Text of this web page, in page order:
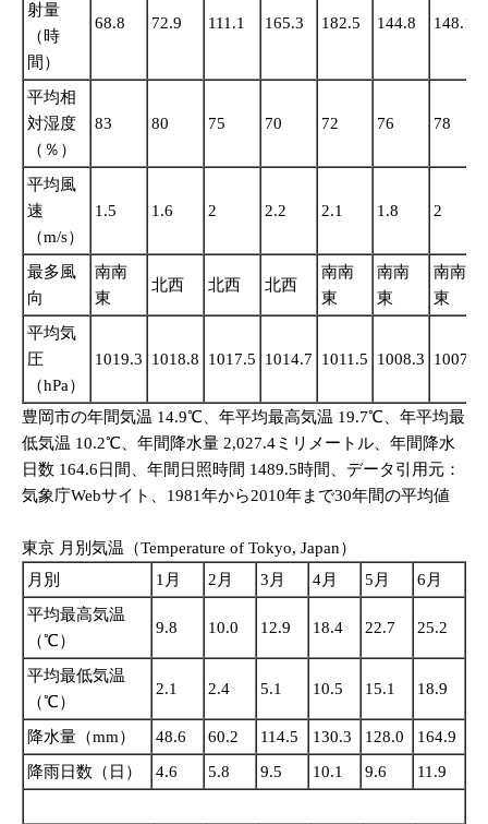
射量
（時
間）
68.8 72.9 111.1 165.3 182.5 144.8 148.1
平均相
対湿度
（％）
83 80 75 70 72 76 78
平均風
速
（m/s）
1.5 1.6 2 2.2 2.1 1.8 2
最多風
向
南南
東
北西 北西 北西
南南
東
南南
東
南南
東
平均気
圧
（hPa）
1019.3 1018.8 1017.5 1014.7 1011.5 1008.3 1007.7
豊岡市の年間気温 14.9℃、年平均最高気温 19.7℃、年平均最
低気温 10.2℃、年間降水量 2,027.4ミリメートル、年間降水
日数 164.6日間、年間日照時間 1489.5時間、データ引用元：
気象庁Webサイト、1981年から2010年まで30年間の平均値
東京 月別気温（Temperature of Tokyo, Japan）
月別
1月 2月 3月 4月 5月
6月
平均最高気温
（℃）
9.8 10.0 12.9 18.4 22.7 25.2
平均最低気温
（℃）
2.1 2.4 5.1 10.5 15.1 18.9
降水量（mm） 48.6 60.2 114.5 130.3 128.0
164.9
降雨日数（日）
4.6 5.8 9.5 10.1 9.6 11.9